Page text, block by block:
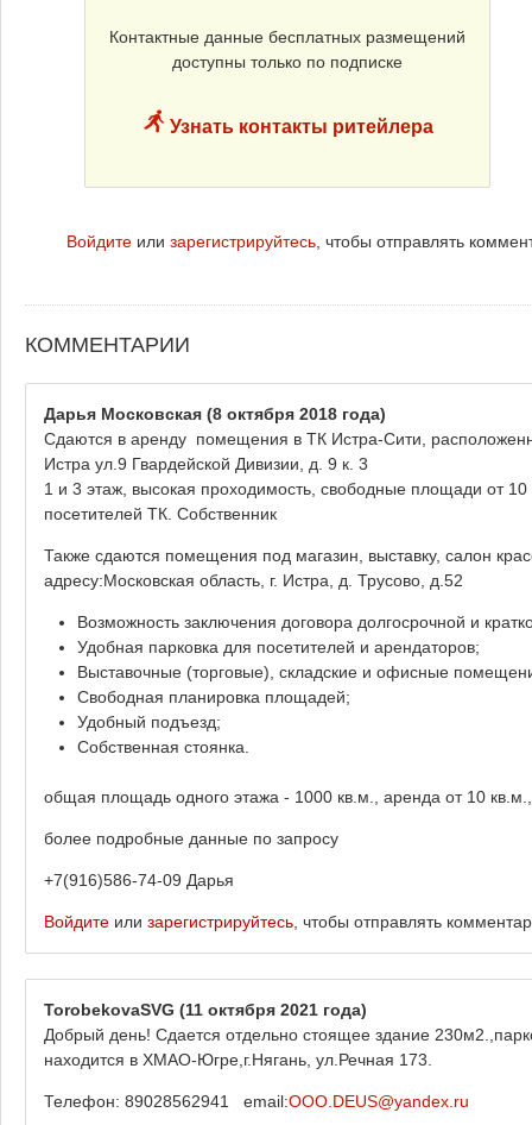
Контактные данные бесплатных размещений
доступны только по подписке
Узнать контакты ритейлера
Войдите или зарегистрируйтесь, чтобы отправлять
КОММЕНТАРИИ
Дарья Московская (8 октября 2018 года)
Сдаются в аренду помещения в ТК Истра-Сити,
Истра ул.9 Гвардейской Дивизии, д. 9 к. 3
1 и 3 этаж, высокая проходимость, свободные площади от
посетителей ТК. Собственник
Также сдаются помещения под магазин, выставку, салон
адресу:Московская область, г. Истра, д. Трусово, д.52
Возможность заключения договора долгосрочной и
Удобная парковка для посетителей и арендаторов;
Выставочные (торговые), складские и офисные
Свободная планировка площадей;
Удобный подъезд;
Собственная стоянка.
общая площадь одного этажа - 1000 кв.м., аренда от 10
более подробные данные по запросу
+7(916)586-74-09 Дарья
Войдите или зарегистрируйтесь , чтобы отправлять
TorobekovaSVG (11 октября 2021 года)
Добрый день! Сдается отдельно стоящее здание
находится в ХМАО-Югре,г.Нягань, ул.Речная 173.
Телефон: 89028562941 email:OOO.DEUS@yandex.ru